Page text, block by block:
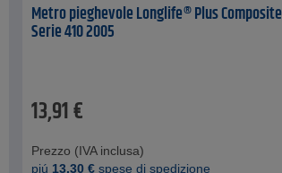
Metro pieghevole Longlife® Plus
Serie 410 2005
13,91€
Prezzo (IVA inclusa)
piú 13,30 € spese di spedizione